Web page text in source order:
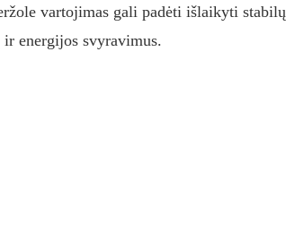
vartojimas gali padėti išlaikyti stabilų
energijos svyravimus.